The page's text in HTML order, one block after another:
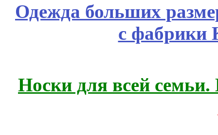
Одежда больших
с фабрики
Носки для всей